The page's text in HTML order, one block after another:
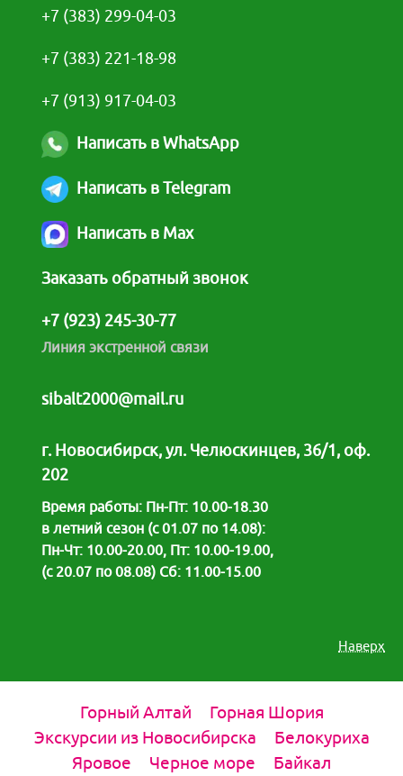
+7 (383) 299-04-03
+7 (383) 221-18-98
+7 (913) 917-04-03
Написать в WhatsApp
Написать в Telegram
Написать в Max
Заказать обратный звонок
+7 (923) 245-30-77
Линия экстренной связи
sibalt2000@mail.ru
г. Новосибирск, ул. Челюскинцев, 36/1, оф.
202
Время работы: Пн-Пт: 10.00-18.30
в летний сезон (с 01.07 по 14.08):
Пн-Чт: 10.00-20.00, Пт: 10.00-19.00,
(с 20.07 по 08.08) Сб: 11.00-15.00
Наверх
Горный Алтай
Горная Шория
Экскурсии из Новосибирска
Белокуриха
Яровое
Черное море Байкал